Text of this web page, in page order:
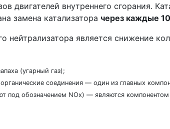
двигателей внутреннего сгорания.
замена катализатора через каждые
нейтрализатора является снижение
(угарный газ);
соединения — один из главных
под обозначением NOx) — являются